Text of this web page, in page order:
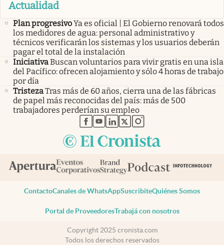
Actualidad
Plan progresivoYa es oficial | El Gobierno renovará todos
los medidores de agua: personal administrativo y
técnicos verificarán los sistemas y los usuarios deberán
pagar el total de la instalación
IniciativaBuscan voluntarios para vivir gratis en una isla
del Pacífico: ofrecen alojamiento y sólo 4 horas de trabajo
por día
TristezaTras más de 60 años, cierra una de las fábricas
de papel más reconocidas del país: más de 500
trabajadores perderían su empleo
abre en nueva pestaña
abre en nueva pestaña
abre en nueva pestaña
abre en nueva pestaña
abre en nueva pestaña
ContactoCanales de WhatsAppSuscribiteQuiénes Somos
Portal de ProveedoresTrabajá con nosotros
Copyright 2025 cronista.com
Todos los derechos reservados